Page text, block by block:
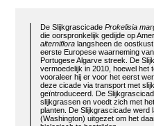
De SlijkgrascicadeProkelisia
die oorspronkelijk gedijde op
alterniflora langsheen de
eerste Europese waarneming
Portugese Algarve streek. De
vermoedelijk in 2010, hoewel het
vooraleer hij er voor het eerst
deze cicade via transport met
geïntroduceerd. De
slijkgrassen en voedt zich met
planten. De Slijkgrascicade werd
(Washington) uitgezet om het